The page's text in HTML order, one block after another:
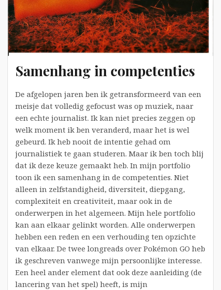
Samenhang in competenties
De afgelopen jaren ben ik getransformeerd van een
meisje dat volledig gefocust was op muziek, naar
een echte journalist. Ik kan niet precies zeggen op
welk moment ik ben veranderd, maar het is wel
gebeurd. Ik heb nooit de intentie gehad om
journalistiek te gaan studeren. Maar ik ben toch blij
dat ik deze keuze gemaakt heb. In mijn portfolio
toon ik een samenhang in de competenties. Niet
alleen in zelfstandigheid, diversiteit, diepgang,
complexiteit en creativiteit, maar ook in de
onderwerpen in het algemeen. Mijn hele portfolio
kan aan elkaar gelinkt worden. Alle onderwerpen
hebben een reden en een verhouding ten opzichte
van elkaar. De twee longreads over Pokémon GO heb
ik geschreven vanwege mijn persoonlijke interesse.
Een heel ander element dat ook deze aanleiding (de
lancering van het spel) heeft, is mijn